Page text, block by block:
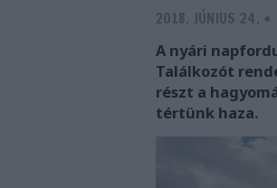
2018. JÚNIUS 24. -
A nyári
Találkozót
részt a
tértünk haza.